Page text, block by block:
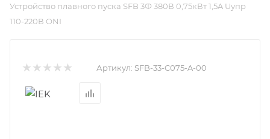
Устройство плавного пуска SFB 3Ф 380В 0,75кВт 1,5A Uупр
110-220В ONI
Артикул: SFB-33-C075-A-00